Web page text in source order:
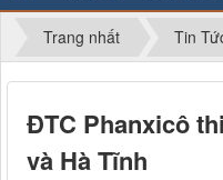
Trang nhất Tin
ĐTC Phanxicô
và Hà Tĩnh